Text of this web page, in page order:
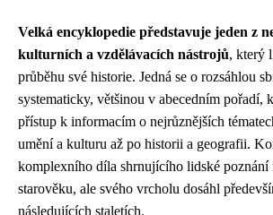
Velká encyklopedie představuje jeden z
kulturních a vzdělávacích nástrojů, který
průběhu své historie. Jedná se o rozsáhlou
systematicky, většinou v abecedním pořadí,
přístup k informacím o nejrůznějších
umění a kulturu až po historii a geografii.
komplexního díla shrnujícího lidské poznání
starověku, ale svého vrcholu dosáhl
následujících staletích.